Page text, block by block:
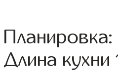
Планировка:
Длина кухни